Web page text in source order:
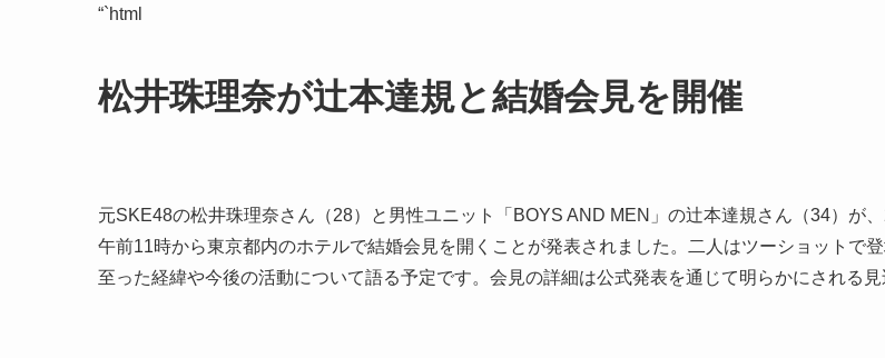
“`html
松井珠理奈が辻本達規と結婚会見を開催
元SKE48の松井珠理奈さん（28）と男性ユニット「BOYS AND MEN」の辻本達規さん（34）が
午前11時から東京都内のホテルで結婚会見を開くことが発表されました。二人はツーショットで
至った経緯や今後の活動について語る予定です。会見の詳細は公式発表を通じて明らかにされる見